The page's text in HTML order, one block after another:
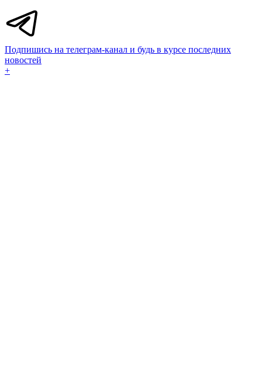
Подпишись на телеграм-канал и будь в курсе последних
новостей
+